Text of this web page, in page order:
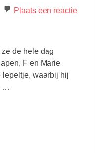
Plaats een reactie
de hele dag
F en Marie
lepeltje, waarbij hij
…